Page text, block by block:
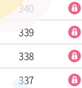
340
339
338
337